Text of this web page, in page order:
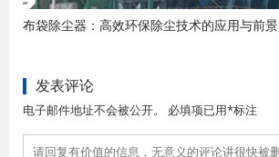
布袋除尘器：高效环保除尘技术的应用与前景
发表评论
电子邮件地址不会被公开。 必填项已用*标注